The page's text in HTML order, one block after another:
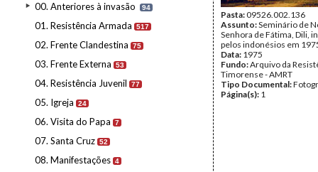
00. Anteriores à invasão 94
01. Resistência Armada 517
02. Frente Clandestina 75
03. Frente Externa 53
04. Resistência Juvenil 77
05. Igreja 24
06. Visita do Papa 7
07. Santa Cruz 52
08. Manifestações 4
Pasta:09526.002.136
Assunto:Seminário de
Senhora de Fátima, Dili,
pelos indonésios em
Data: 1975
Fundo:Arquivo da
Timorense - AMRT
Tipo Documental:
Página(s): 1